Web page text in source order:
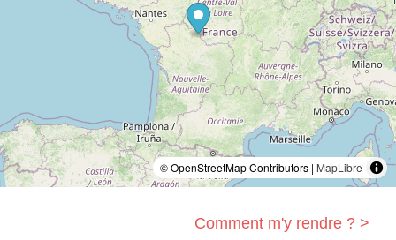
© OpenStreetMap Contributors | MapLibre
Comment m'y rendre ? >